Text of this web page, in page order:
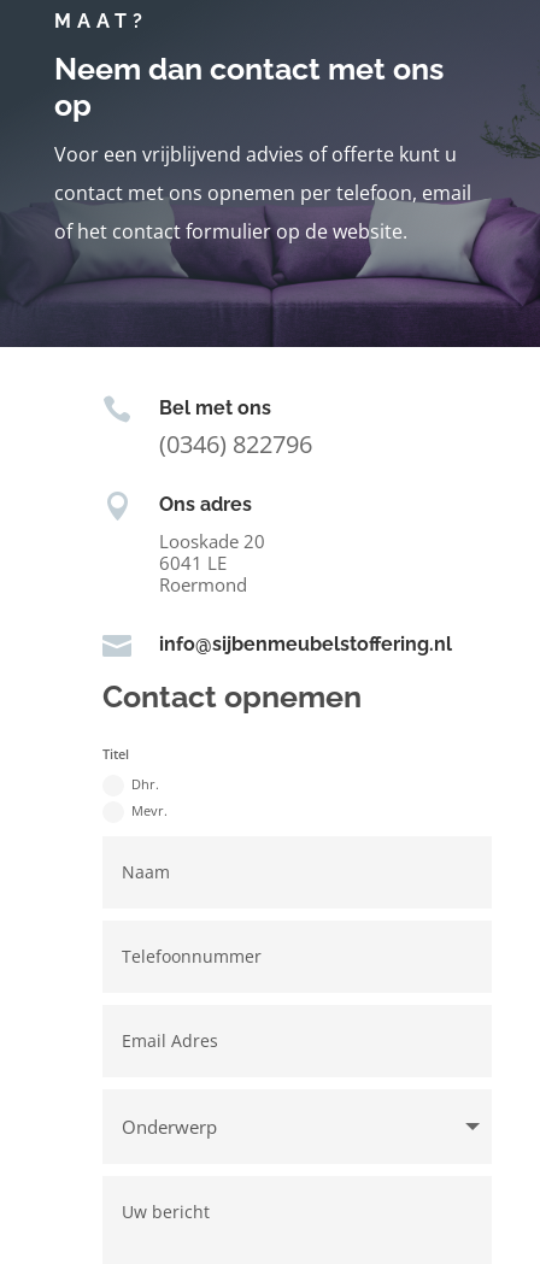
MAAT?
Neem dan contact met ons
op
Voor een vrijblijvend advies of offerte kunt u
contact met ons opnemen per telefoon, email
of het contact formulier op de website.
 Bel met ons
(0346) 822796
 Ons adres
Looskade 20
6041 LE
Roermond
 info@sijbenmeubelstoffering.nl
Contact opnemen
Titel
Dhr.
Mevr.